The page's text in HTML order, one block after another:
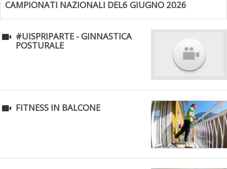
CAMPIONATI NAZIONALI DEL6 GIUGNO 2026
#UISPRIPARTE - GINNASTICA
POSTURALE
FITNESS IN BALCONE